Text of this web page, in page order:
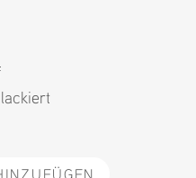
lackiert